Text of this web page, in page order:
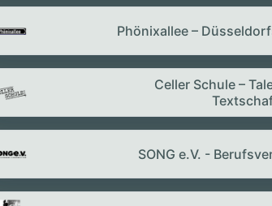
Phönixallee –
Celler Schule –
SONG e.V. -